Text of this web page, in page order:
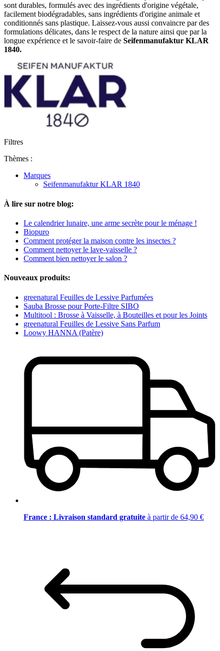
sont durables, formulés avec des ingrédients d'origine végétale,
facilement biodégradables, sans ingrédients d'origine animale et
conditionnés sans plastique. Laissez-vous aussi convaincre par des
formulations délicates, dans le respect de la nature ainsi que par la
longue expérience et le savoir-faire de Seifenmanufaktur KLAR
1840.
Filtres
Thèmes :
Marques
Seifenmanufaktur KLAR 1840
À lire sur notre blog:
Le calendrier lunaire, une arme secrète pour le ménage !
Biopuro
Comment protéger la maison contre les insectes ?
Comment nettoyer le lave-vaisselle ?
Comment bien nettoyer le salon ?
Nouveaux produits:
greenatural Feuilles de Lessive Parfumées
Sauba Brosse pour Porte-Filtre SIBO
Multitool : Brosse à Vaisselle, à Bouteilles et pour les Joints
greenatural Feuilles de Lessive Sans Parfum
Loowy HANNA (Patère)
France : Livraison standard gratuite à partir de 64,90 €